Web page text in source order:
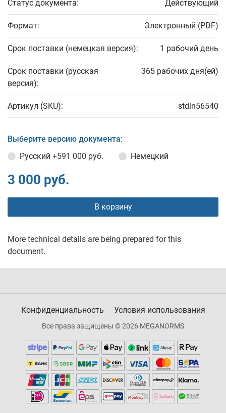
Статус документа: Действующий
Формат: Электронный (PDF)
Срок поставки (немецкая версия): 1 рабочий день
Срок поставки (русская
версия):
365 рабочих дня(ей)
Артикул (SKU): stdin56540
Выберите версию документа:
Русский +591 000 руб. Немецкий
3 000 руб.
В корзину
More technical details are being prepared for this
document.
Конфиденциальность Условия использования
Все права защищены © 2026 MEGANORMS